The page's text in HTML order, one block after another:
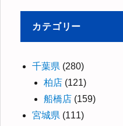
カテゴリー
千葉県 (280)
柏店 (121)
船橋店 (159)
宮城県 (111)